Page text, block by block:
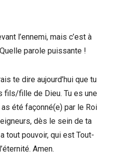
l’ennemi, mais c’est à
parole puissante !
te dire aujourd’hui que tu
fils/fille de Dieu. Tu es une
été façonné(e) par le Roi
dès le sein de ta
tout pouvoir, qui est Tout-
Amen.